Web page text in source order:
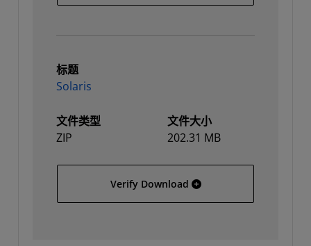
标题
Solaris
文件类型
ZIP
文件大小
202.31 MB
Verify Download Solaris